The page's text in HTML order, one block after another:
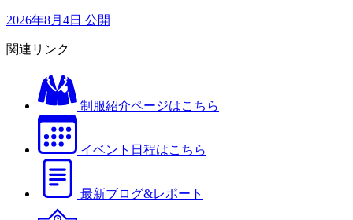
2026年8月4日 公開
関連リンク
制服紹介ページはこちら
イベント日程はこちら
最新ブログ&レポート